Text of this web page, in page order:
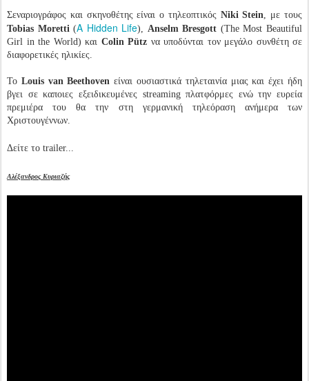
Σεναριογράφος και σκηνοθέτης είναι ο τηλεοπτικός Niki Stein, με τους
Tobias Moretti(A Hidden Life), Anselm Bresgott (The Most Beautiful
Girl in the World) και Colin Pütz να υποδύνται τον μεγάλο συνθέτη σε
διαφορετικές ηλικίες.
Το Louis van Beethoven είναι ουσιαστικά τηλεταινία μιας και έχει ήδη
βγει σε καποιες εξειδικευμένες streaming πλατφόρμες ενώ την ευρεία
πρεμιέρα του θα την στη γερμανική τηλεόραση ανήμερα των
Χριστουγέννων.
Δείτε το trailer...
Αλέξανδρος Κυριαζής